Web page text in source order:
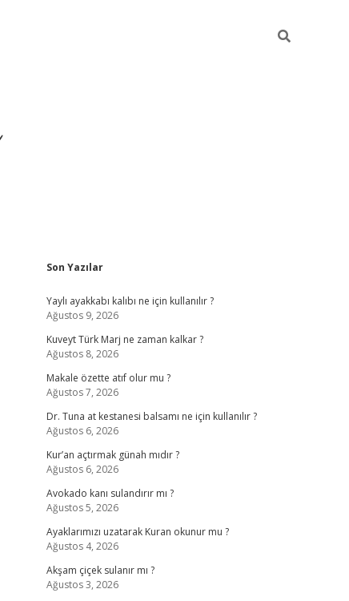
Sidebar
Son Yazılar
Yaylı ayakkabı kalıbı ne için kullanılır ?
Ağustos 9, 2026
Kuveyt Türk Marj ne zaman kalkar ?
Ağustos 8, 2026
Makale özette atıf olur mu ?
Ağustos 7, 2026
Dr. Tuna at kestanesi balsamı ne için kullanılır ?
Ağustos 6, 2026
Kur’an açtırmak günah mıdır ?
Ağustos 6, 2026
Avokado kanı sulandırır mı ?
Ağustos 5, 2026
Ayaklarımızı uzatarak Kuran okunur mu ?
Ağustos 4, 2026
Akşam çiçek sulanır mı ?
Ağustos 3, 2026